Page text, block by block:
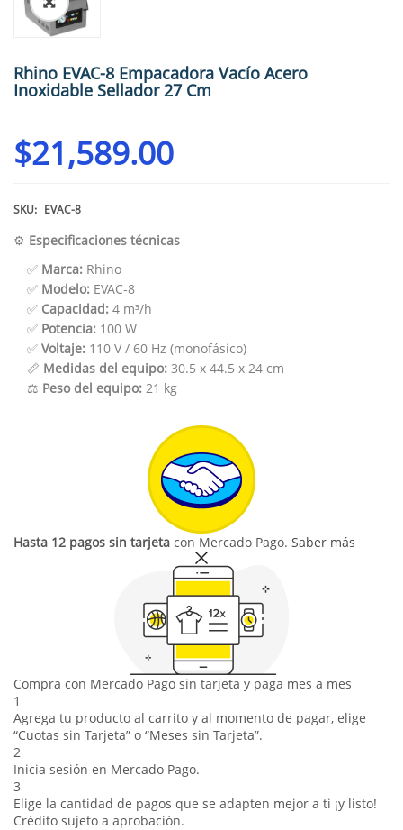
🔍
Rhino EVAC-8 Empacadora Vacío Acero
Inoxidable Sellador 27 Cm
$21,589.00
SKU: EVAC-8
⚙️ Especificaciones técnicas
✅ Marca: Rhino
✅ Modelo: EVAC-8
✅ Capacidad: 4 m³/h
✅ Potencia: 100 W
✅ Voltaje: 110 V / 60 Hz (monofásico)
📏 Medidas del equipo: 30.5 x 44.5 x 24 cm
⚖️ Peso del equipo: 21 kg
Hasta 12 pagos sin tarjeta con Mercado Pago. Saber más
Compra con Mercado Pago sin tarjeta y paga mes a mes
1
Agrega tu producto al carrito y al momento de pagar, elige
“Cuotas sin Tarjeta” o “Meses sin Tarjeta”.
2
Inicia sesión en Mercado Pago.
3
Elige la cantidad de pagos que se adapten mejor a ti ¡y listo!
Crédito sujeto a aprobación.